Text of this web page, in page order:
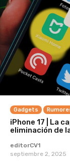
Gadgets
iPhone 17 | La
eliminación de
editorCV1
septiembre 2, 2025